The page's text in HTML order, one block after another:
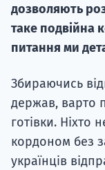
дозволяють
таке подвійна
питання ми
Збираючись
держав, варто
готівки. Ніхто
кордоном без
українців